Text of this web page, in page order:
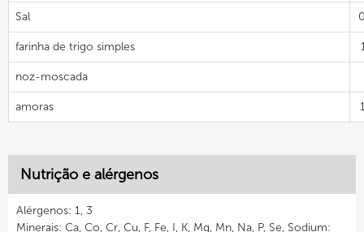
Sal
farinha de trigo simples
noz-moscada
amoras
Nutrição e alérgenos
Alérgenos: 1, 3
Minerais: Ca, Co, Cr, Cu, F, Fe, I, K, Mg, Mn, Na, P, Se, Sodium: